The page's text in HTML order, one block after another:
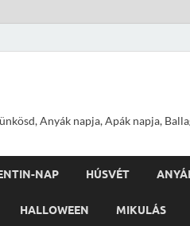
Anyák napja, Apák napja,
NAP HÚSVÉT
HALLOWEEN MIKULÁS